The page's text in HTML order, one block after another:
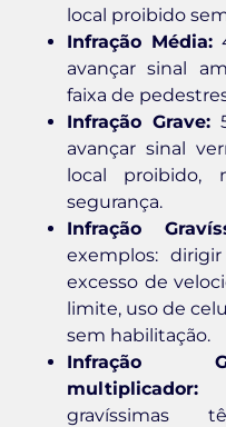
local proibido
Infração Média:
avançar sinal
faixa de
Infração Grave:
avançar sinal
local proibido,
segurança.
Infração
exemplos:
excesso de
limite, uso de
sem habilitação.
Infração
multiplicador:
gravíssimas